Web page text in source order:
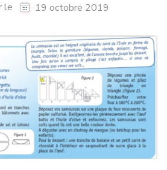
le 19 octobre 2019